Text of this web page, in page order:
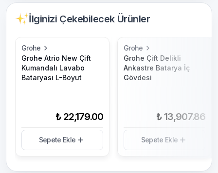
İlginizi Çekebilecek Ürünler
Grohe
Grohe Atrio New Çift
Kumandalı Lavabo
Bataryası L-Boyut
₺ 22,179.00
Sepete Ekle
Grohe
Grohe Çift Delikli
Ankastre Batarya İç
Gövdesi
₺ 13,907.86
Sepete Ekle